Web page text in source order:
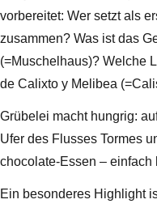
vorbereitet: Wer setzt als
zusammen? Was ist das
(=Muschelhaus)? Welche
de Calixto y Melibea
Grübelei macht hungrig:
Ufer des Flusses Tormes
chocolate-Essen – einfach
Ein besonderes Highlight